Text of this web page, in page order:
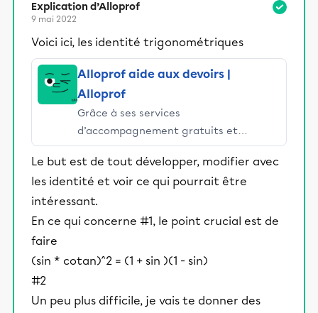
Explication d’Alloprof
9 mai 2022
Voici ici, les identité trigonométriques
Alloprof aide aux devoirs |
Alloprof
Grâce à ses services
d’accompagnement gratuits et
stimulants, Alloprof engage les élèves
et leurs parents dans la réussite
éducative.
Le but est de tout développer, modifier avec
les identité et voir ce qui pourrait être
intéressant.
En ce qui concerne #1, le point crucial est de
faire
(sin * cotan)^2 = (1 + sin )(1 - sin)
#2
Un peu plus difficile, je vais te donner des